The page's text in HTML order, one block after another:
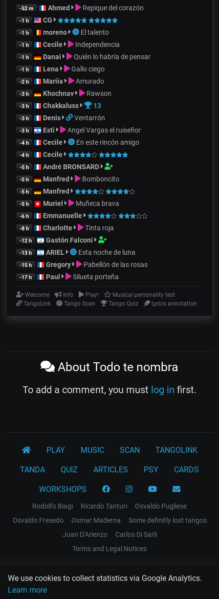
We use cookies to collect statistics via Google Analytics.
Learn more
-52 m Ahmed Repique del corazón
-1 h CG
-1 h moreno El talento
-1 h Cecile Independencia
-1 h Danai Quién lo habría de pensar
-1 h Lena Gallo ciego
-2 h Mariia Amurado
-3 h Khochnav Rawson
-3 h Chakkaluss 13
-3 h Denis Ventarrón
-3 h Esti Angel Vargas el ruiseñor
-4 h Cecile En este rincón amigo
-4 h Cecile
-5 h André BRONSARD
-5 h Manfred Bomboncito
-5 h Manfred
-5 h Muriel Muñeca brava
-6 h Emmanuelle
-8 h Charlotte Tinta roja
-12 h Gastón Falconi
-13 h ARIEL Esta noche de luna
-15 h Gregory Pabellón de las rosas
-17 h Paul Silueta porteña
Welcome Info Play!
Musical personality test
TangoLink
Tango Scan Tango Quiz Lyrics annotation
About Todo te nombra
To add a comment, you must log in first.
PLAY MUSIC SCAN TANGOLINK
TANDA QUIZ ARTICLES PSY CARDS
WORKSHOPS
Rodolfo Biagi Ricardo Tanturi
Osvaldo Pugliese
Osvaldo Fresedo
Osmar Maderna
Some definitly lost tangos
Juan D'Arienzo
Carlos Di Sarli
Terms and Legal Notices
EL RECODO TANGO